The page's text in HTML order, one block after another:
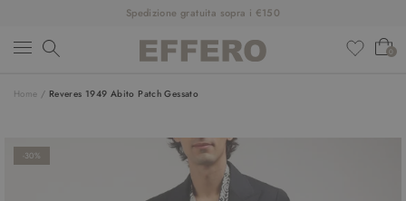
Spedizione gratuita sopra i €150
0
ABBIGLIAMENTO
Home / Reveres 1949 Abito Patch Gessato
-30%